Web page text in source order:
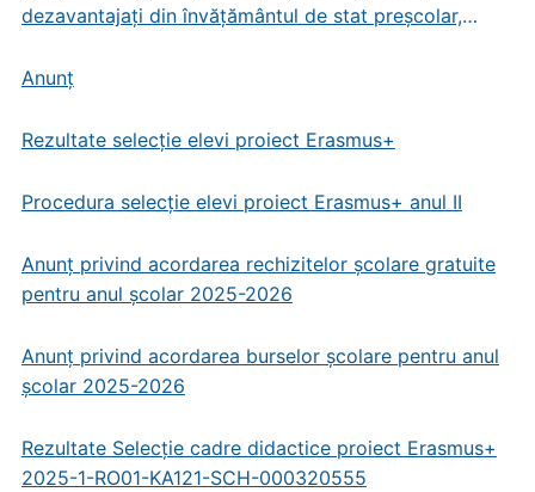
dezavantajați din învățământul de stat preșcolar,
Anunț
Rezultate selecție elevi proiect Erasmus+
Procedura selecție elevi proiect Erasmus+ anul II
Anunț privind acordarea rechizitelor școlare gratuite
pentru anul școlar 2025-2026
Anunț privind acordarea burselor școlare pentru anul
școlar 2025-2026
Rezultate Selecție cadre didactice proiect Erasmus+
2025-1-RO01-KA121-SCH-000320555